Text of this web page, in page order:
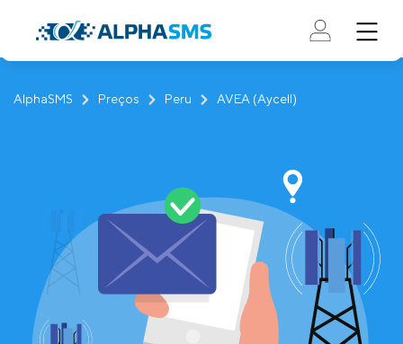
AlphaSMS Preços Peru AVEA (Aycell)